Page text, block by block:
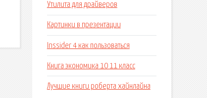
Утилита для драйверов
Картинки в презентации
Inssider 4 как пользоваться
Книга экономика 10 11 класс
Лучшие книги роберта хайнлайна